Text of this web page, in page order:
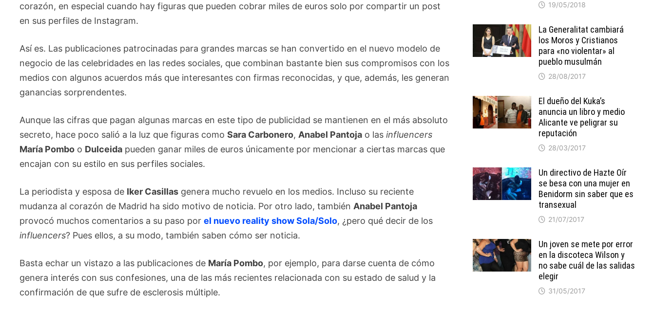
corazón, en especial cuando hay figuras que pueden cobrar miles de euros solo por compartir un post
en sus perfiles de Instagram.
Así es. Las publicaciones patrocinadas para grandes marcas se han convertido en el nuevo modelo de
negocio de las celebridades en las redes sociales, que combinan bastante bien sus compromisos con los
medios con algunos acuerdos más que interesantes con firmas reconocidas, y que, además, les generan
ganancias sorprendentes.
Aunque las cifras que pagan algunas marcas en este tipo de publicidad se mantienen en el más absoluto
secreto, hace poco salió a la luz que figuras comoSara Carbonero, Anabel Pantoja o lasinfluencers
María Pombo o Dulceida pueden ganar miles de euros únicamente por mencionar a ciertas marcas que
encajan con su estilo en sus perfiles sociales.
La periodista y esposa de Iker Casillas genera mucho revuelo en los medios. Incluso su reciente
mudanza al corazón de Madrid ha sido motivo de noticia. Por otro lado, también Anabel Pantoja
provocó muchos comentarios a su paso porel nuevo reality show Sola/Solo, ¿pero qué decir de los
influencers? Pues ellos, a su modo, también saben cómo ser noticia.
Basta echar un vistazo a las publicaciones de María Pombo, por ejemplo, para darse cuenta de cómo
genera interés con sus confesiones, una de las más recientes relacionada con su estado de salud y la
confirmación de que sufre de esclerosis múltiple.
19/05/2018
La Generalitat cambiará
los Moros y Cristianos
para «no violentar» al
pueblo musulmán
28/08/2017
El dueño del Kuka’s
anuncia un libro y medio
Alicante ve peligrar su
reputación
28/03/2017
Un directivo de Hazte Oír
se besa con una mujer en
Benidorm sin saber que es
transexual
21/07/2017
Un joven se mete por error
en la discoteca Wilson y
no sabe cuál de las salidas
elegir
31/05/2017